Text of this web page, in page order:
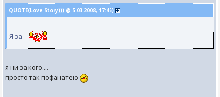
QUOTE(Love Story))) @ 5.03.2008, 17:45)
Я за
я ни за кого....
просто так пофанатею